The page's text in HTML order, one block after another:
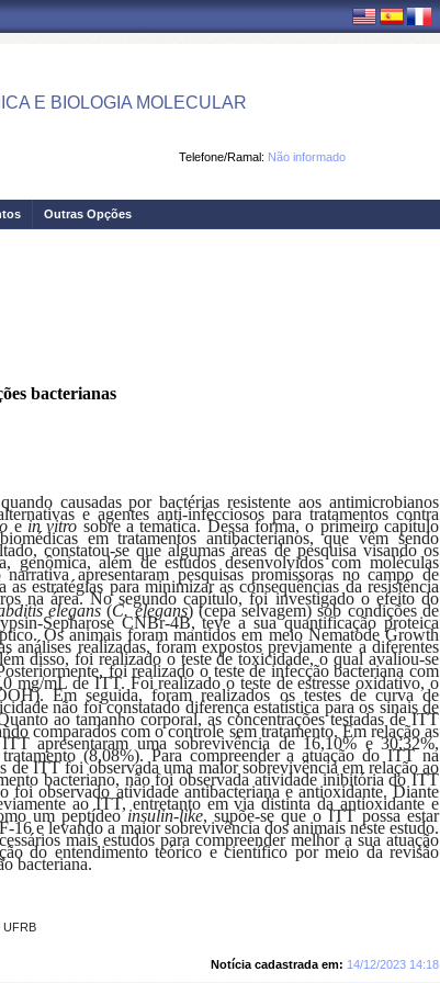
E BIOLOGIA MOLECULAR
Telefone/Ramal: Não informado
Outras Opções
bacterianas
causadas por bactérias resistente aos antimicrobianos
e agentes anti-infecciosos para tratamentos contra
ein vitro sobre a temática. Dessa forma, o primeiro capítulo
em tratamentos antibacterianos, que vêm sendo
constatou-se que algumas áreas de pesquisa visando os
genômica, além de estudos desenvolvidos com moléculas
apresentaram pesquisas promissoras no campo de
estratégias para minimizar as consequências da resistência
na área. No segundo capítulo, foi investigado o efeito do
elegans(C. elegans) (cepa selvagem) sob condições de
Sepharose CNBr-4B, teve a sua quantificação proteica
Os animais foram mantidos em meio Nematode Growth
análises realizadas, foram expostos previamente a diferentes
disso, foi realizado o teste de toxicidade, o qual avaliou-se
foi realizado o teste de infecção bacteriana com
mg/mL de ITT. Foi realizado o teste de estresse oxidativo, o
Em seguida, foram realizados os testes de curva de
não foi constatado diferença estatística para os sinais de
ao tamanho corporal, as concentrações testadas de ITT
comparados com o controle sem tratamento. Em relação as
apresentaram uma sobrevivência de 16,10% e 30,32%,
(8,08%). Para compreender a atuação do ITT na
de ITT foi observada uma maior sobrevivência em relação ao
bacteriano, não foi observada atividade inibitória do ITT
foi observado atividade antibacteriana e antioxidante. Diante
ao ITT, entretanto em via distinta da antioxidante e
um peptídeoinsulin-like, supõe-se que o ITT possa estar
e levando a maior sobrevivência dos animais neste estudo.
mais estudos para compreender melhor a sua atuação
do entendimento teórico e científico por meio da revisão
bacteriana.
UFRB
Notícia cadastrada em: 14/12/2023 14:18